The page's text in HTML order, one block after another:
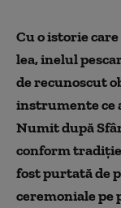
Cu o istorie
lea, inelul
de recunoscut
instrumente ce
Numit după
conform
fost purtată de
ceremoniale pe